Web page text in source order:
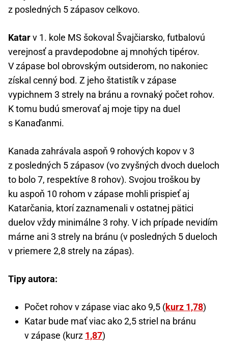
z posledných 5 zápasov celkovo.
Katarv 1. kole MS šokoval Švajčiarsko, futbalovú
verejnosť a pravdepodobne aj mnohých tipérov.
V zápase bol obrovským outsiderom, no nakoniec
získal cenný bod. Z jeho štatistík v zápase
vypichnem 3 strely na bránu a rovnaký počet rohov.
K tomu budú smerovať aj moje tipy na duel
s Kanaďanmi.
Kanada zahrávala aspoň 9 rohových kopov v 3
z posledných 5 zápasov (vo zvyšných dvoch dueloch
to bolo 7, respektíve 8 rohov). Svojou troškou by
ku aspoň 10 rohom v zápase mohli prispieť aj
Katarčania, ktorí zaznamenali v ostatnej pätici
duelov vždy minimálne 3 rohy. V ich prípade nevidím
márne ani 3 strely na bránu (v posledných 5 dueloch
v priemere 2,8 strely na zápas).
Tipy autora:
Počet rohov v zápase viac ako 9,5 (kurz 1,78)
Katar bude mať viac ako 2,5 striel na bránu
v zápase (kurz 1,87)